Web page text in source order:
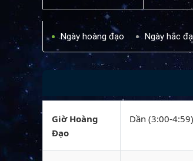
Ngày hoàng đạo Ngày hắc
Giờ Hoàng
Đạo
Dần (3:00-